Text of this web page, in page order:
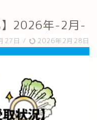
】2026年-2月-
27日 / 2026年2月28日